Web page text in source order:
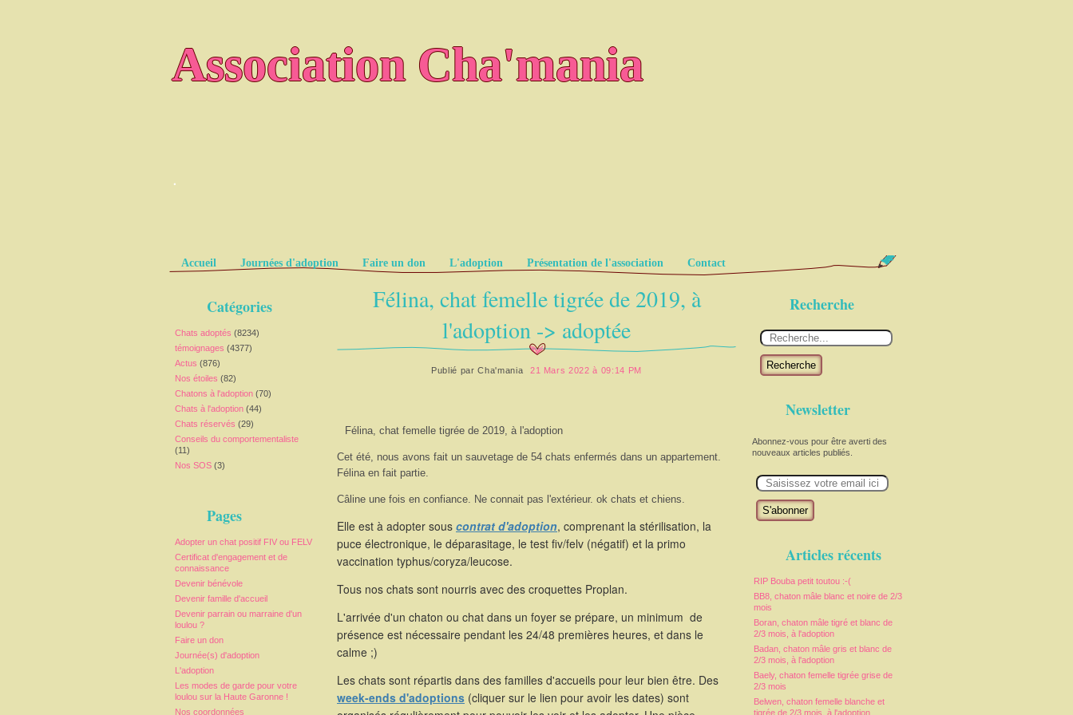
Association Cha'mania
.
Pages
Accueil Journées d'adoption Faire un don L'adoption Présentation de l'association Contact
Catégories
Chats adoptés (8234)
témoignages (4377)
Actus (876)
Nos étoiles (82)
Chatons à l'adoption (70)
Chats à l'adoption (44)
Chats réservés (29)
Conseils du comportementaliste
(11)
Nos SOS (3)
Pages
Adopter un chat positif FIV ou FELV
Certificat d'engagement et de
connaissance
Devenir bénévole
Devenir famille d'accueil
Devenir parrain ou marraine d'un
loulou ?
Faire un don
Journée(s) d'adoption
L'adoption
Les modes de garde pour votre
loulou sur la Haute Garonne !
Nos coordonnées
Recherche
Recherche
Newsletter
Abonnez-vous pour être averti des
nouveaux articles publiés.
m
Articles récents
RIP Bouba petit toutou :-(
BB8, chaton mâle blanc et noire de 2/3
mois
Boran, chaton mâle tigré et blanc de
2/3 mois, à l'adoption
Badan, chaton mâle gris et blanc de
2/3 mois, à l'adoption
Baely, chaton femelle tigrée grise de
2/3 mois
Belwen, chaton femelle blanche et
tigrée de 2/3 mois, à l'adoption
Félina, chat femelle tigrée de 2019, à
l'adoption -> adoptée
Publié parCha'mania 21 Mars 2022 à 09:14 PM
Félina, chat femelle tigrée de 2019, à l'adoption
Cet été, nous avons fait un sauvetage de 54 chats enfermés dans un appartement.
Félina en fait partie.
Câline une fois en confiance. Ne connait pas l'extérieur. ok chats et chiens.
Elle est à adopter sous contrat d'adoption, comprenant la stérilisation, la
puce électronique, le déparasitage, le test fiv/felv (négatif) et la primo
vaccination typhus/coryza/leucose.
Tous nos chats sont nourris avec des croquettes Proplan.
L'arrivée d'un chaton ou chat dans un foyer se prépare, un minimum de
présence est nécessaire pendant les 24/48 premières heures, et dans le
calme ;)
Les chats sont répartis dans des familles d'accueils pour leur bien être. Des
week-ends d'adoptions (cliquer sur le lien pour avoir les dates) sont